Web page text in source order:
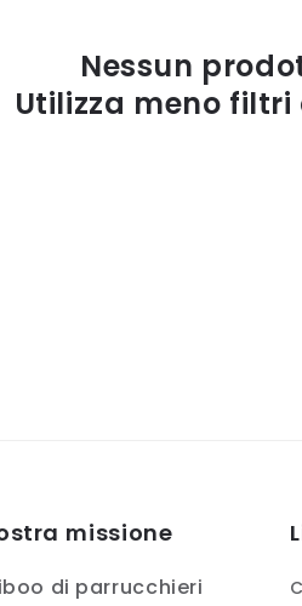
Nessun
Utilizza meno filtri
missione
di parrucchieri